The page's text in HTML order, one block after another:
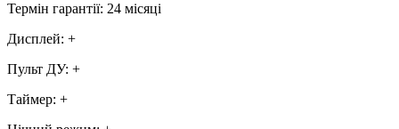
Термін гарантії: 24 місяці
Дисплей: +
Пульт ДУ: +
Таймер: +